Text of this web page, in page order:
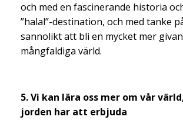
och med en fascinerande historia
”halal”-destination, och med tanke
sannolikt att bli en mycket mer
mångfaldiga värld.
5. Vi kan lära oss mer om vår
jorden har att erbjuda